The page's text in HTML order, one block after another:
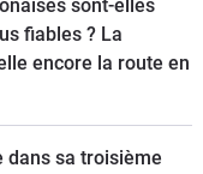
sont-elles
fiables ? La
encore la route en
dans sa troisième